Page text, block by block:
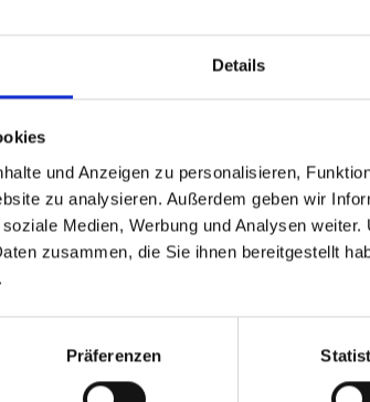
Details
und Anzeigen zu personalisieren,
zu analysieren. Außerdem geben wir
Medien, Werbung und Analysen
zusammen, die Sie ihnen bereitgestellt
Präferenzen
ÄHNLICHE